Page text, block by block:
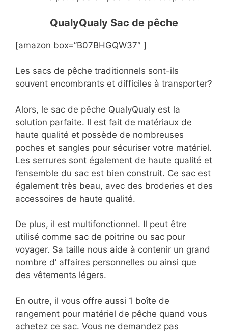
QualyQualy Sac de pêche
[amazon box=”B07BHGQW37″ ]
Les sacs de pêche traditionnels sont-ils
souvent encombrants et difficiles à transporter?
Alors, le sac de pêche QualyQualy est la
solution parfaite. Il est fait de matériaux de
haute qualité et possède de nombreuses
poches et sangles pour sécuriser votre matériel.
Les serrures sont également de haute qualité et
l’ensemble du sac est bien construit. Ce sac est
également très beau, avec des broderies et des
accessoires de haute qualité.
De plus, il est multifonctionnel. Il peut être
utilisé comme sac de poitrine ou sac pour
voyager. Sa taille nous aide à contenir un grand
nombre d’ affaires personnelles ou ainsi que
des vêtements légers.
En outre, il vous offre aussi 1 boîte de
rangement pour matériel de pêche quand vous
achetez ce sac. Vous ne demandez pas